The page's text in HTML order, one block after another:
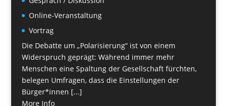
Online-Veranstaltung
Vortrag
Die Debatte um „Polarisierung“ ist von einem
Widerspruch geprägt: Während immer mehr
Menschen eine Spaltung der Gesellschaft fürchten,
belegen Umfragen, dass die Einstellungen der
Bürger*innen [...]
More Info